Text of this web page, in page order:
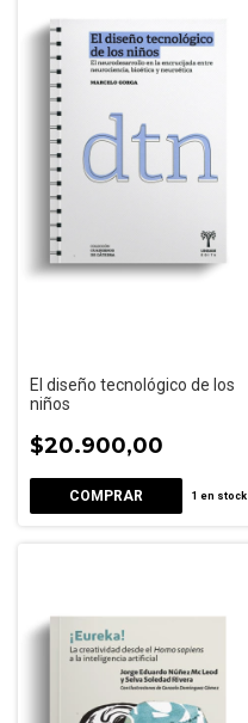
El diseño tecnológico de los
niños
$20.900,00
1 en stock